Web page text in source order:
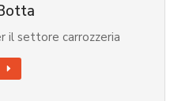
il settore carrozzeria